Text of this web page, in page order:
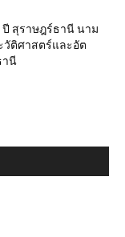
ปี สุราษฎร์ธานี นาม
วัติศาสตร์และอัต
านี